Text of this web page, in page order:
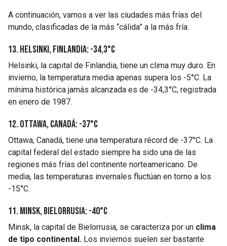
A continuación, vamos a ver las ciudades más frías del
mundo, clasificadas de la más “cálida” a la más fría.
13. Helsinki, Finlandia: -34,3°C
Helsinki, la capital de Finlandia, tiene un clima muy duro. En
invierno, la temperatura media apenas supera los -5°C. La
mínima histórica jamás alcanzada es de -34,3°C, registrada
en enero de 1987.
12. Ottawa, Canadá: -37°C
Ottawa, Canadá, tiene una temperatura récord de -37°C. La
capital federal del estado siempre ha sido una de las
regiones más frías del continente norteamericano. De
media, las temperaturas invernales fluctúan en torno a los
-15°C.
11. Minsk, Bielorrusia: -40°C
Minsk, la capital de Bielorrusia, se caracteriza por un clima
de tipo continental. Los inviernos suelen ser bastante